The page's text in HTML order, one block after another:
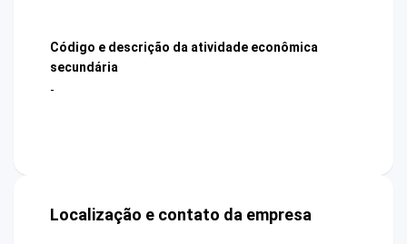
Código e descrição da atividade econômica
secundária
-
Localização e contato da empresa